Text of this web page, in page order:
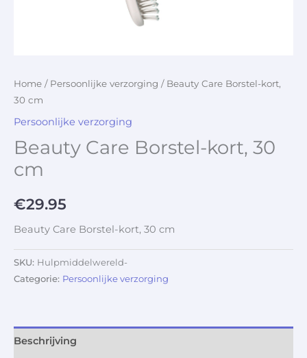
Home / Persoonlijke verzorging / Beauty Care Borstel-kort,
30 cm
Persoonlijke verzorging
Beauty Care Borstel-kort, 30
cm
€29.95
Beauty Care Borstel-kort, 30 cm
SKU: Hulpmiddelwereld-
Categorie: Persoonlijke verzorging
Beschrijving